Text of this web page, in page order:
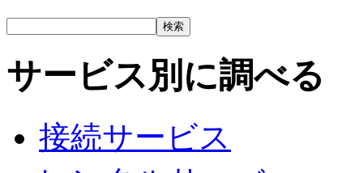
サービス別に調べる
接続サービス